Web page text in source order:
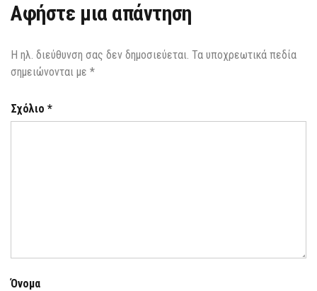
Αφήστε μια απάντηση
Η ηλ. διεύθυνση σας δεν δημοσιεύεται. Τα υποχρεωτικά πεδία
σημειώνονται με *
Σχόλιο *
Όνομα